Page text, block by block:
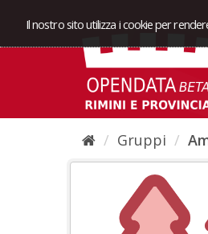
Il nostro sito utilizza i cookie per
Gruppi